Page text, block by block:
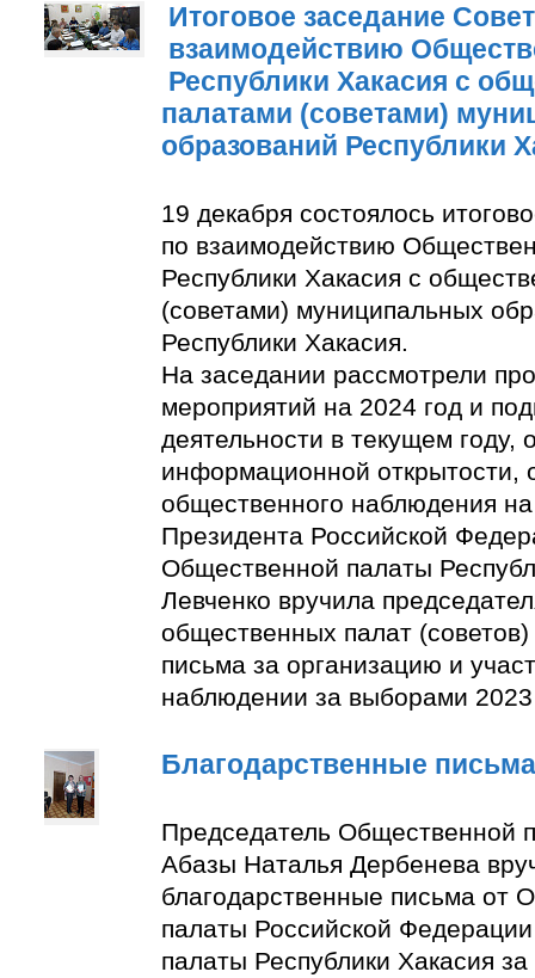
Итоговое заседание
взаимодействию
Республики Хакасия с
палатами (советами)
образований Республики
19 декабря состоялось
по взаимодействию
Республики Хакасия с
(советами) муниципальных
Республики Хакасия.
На заседании рассмотрели
мероприятий на 2024 год и
деятельности в текущем году,
информационной открытости,
общественного наблюдения
Президента Российской
Общественной палаты
Левченко вручила
общественных палат
письма за организацию и
наблюдении за выборами 2023
Благодарственные письма
Председатель Общественной
Абазы Наталья Дербенева
благодарственные письма от
палаты Российской
палаты Республики Хакасия за